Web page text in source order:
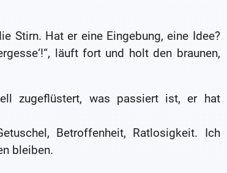
Stirn. Hat er eine Eingebung, eine Idee?
läuft fort und holt den braunen,
zugeflüstert, was passiert ist, er hat
Betroffenheit, Ratlosigkeit. Ich
bleiben.